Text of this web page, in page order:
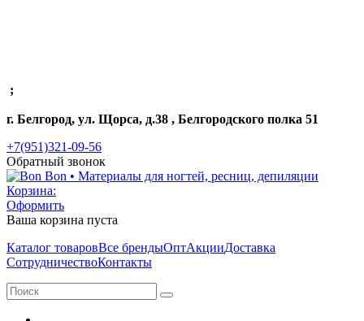
;
г. Белгород, ул. Щорса, д.38 , Белгородского полка 51
+7(951)321-09-56
Обратный звонок
Корзина:
Оформить
Ваша корзина пуста
Каталог товаровВсе брендыОптАкцииДоставка
СотрудничествоКонтакты